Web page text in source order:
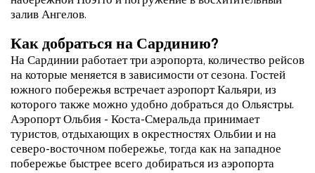
залив Ангелов.
Как добраться на Сардинию?
На Сардинии работает три аэропорта, количество рейсов
на которые меняется в зависимости от сезона. Гостей
южного побережья встречает аэропорт Кальяри, из
которого также можно удобно добраться до Ольястры.
Аэропорт Ольбия - Коста-Смеральда принимает
туристов, отдыхающих в окрестностях Ольбии и на
северо-восточном побережье, тогда как на западное
побережье быстрее всего добираться из аэропорта